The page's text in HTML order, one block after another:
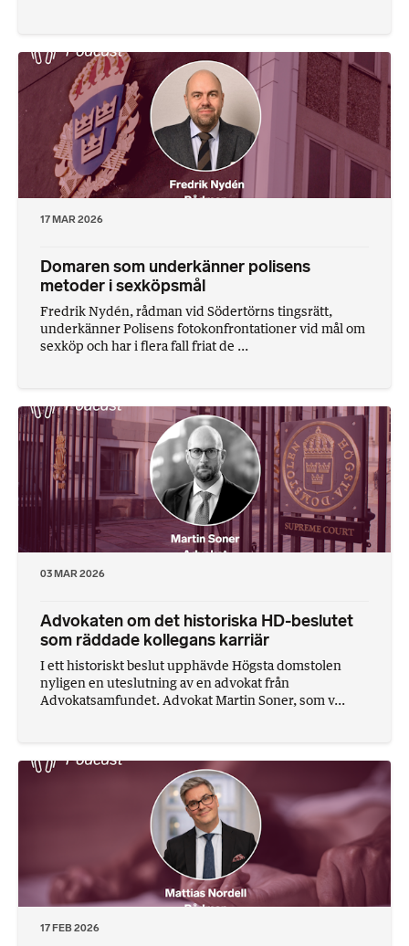
17 MAR 2026
Domaren som underkänner polisens
metoder i sexköpsmål
Fredrik Nydén, rådman vid Södertörns tingsrätt,
underkänner Polisens fotokonfrontationer vid mål om
sexköp och har i flera fall friat de ...
03 MAR 2026
Advokaten om det historiska HD-beslutet
som räddade kollegans karriär
I ett historiskt beslut upphävde Högsta domstolen
nyligen en uteslutning av en advokat från
Advokatsamfundet. Advokat Martin Soner, som v...
17 FEB 2026